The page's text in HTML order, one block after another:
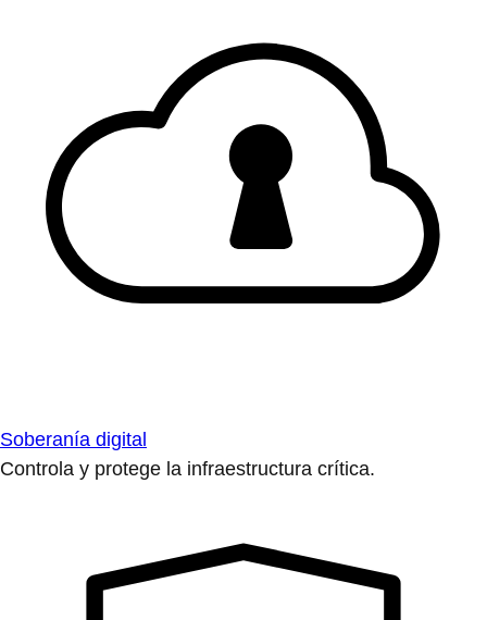
Soberanía digital
Controla y protege la infraestructura crítica.